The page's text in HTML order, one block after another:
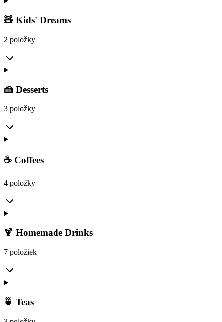
🧸 Kids' Dreams
2 položky
🍰 Desserts
3 položky
☕ Coffees
4 položky
🍹 Homemade Drinks
7 položiek
🍵 Teas